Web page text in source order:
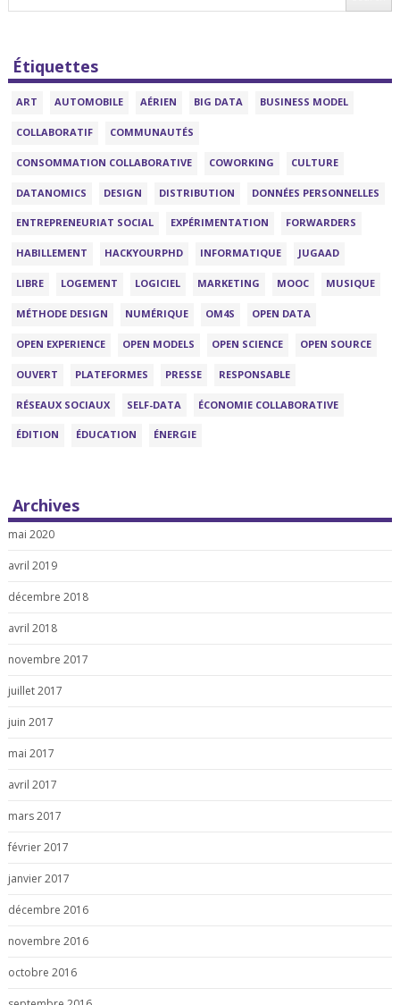
Étiquettes
ART AUTOMOBILE AÉRIEN BIG DATA BUSINESS MODEL
COLLABORATIF COMMUNAUTÉS
CONSOMMATION COLLABORATIVE COWORKING CULTURE
DATANOMICS DESIGN DISTRIBUTION DONNÉES PERSONNELLES
ENTREPRENEURIAT SOCIAL EXPÉRIMENTATION FORWARDERS
HABILLEMENT HACKYOURPHD INFORMATIQUE JUGAAD
LIBRE LOGEMENT LOGICIEL MARKETING MOOC MUSIQUE
MÉTHODE DESIGN NUMÉRIQUE OM4S OPEN DATA
OPEN EXPERIENCE OPEN MODELS OPEN SCIENCE OPEN SOURCE
OUVERT PLATEFORMES PRESSE RESPONSABLE
RÉSEAUX SOCIAUX SELF-DATA ÉCONOMIE COLLABORATIVE
ÉDITION ÉDUCATION ÉNERGIE
Archives
mai 2020
avril 2019
décembre 2018
avril 2018
novembre 2017
juillet 2017
juin 2017
mai 2017
avril 2017
mars 2017
février 2017
janvier 2017
décembre 2016
novembre 2016
octobre 2016